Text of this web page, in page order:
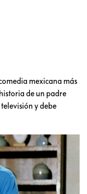
mexicana más
de un padre
y debe